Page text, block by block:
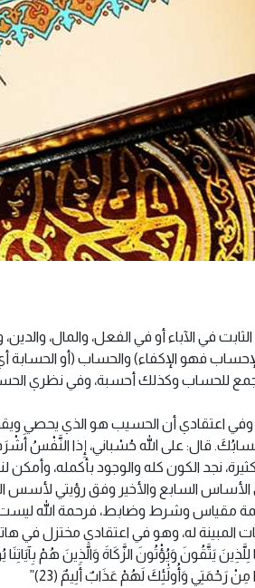
في الآباء أو في الفعل، والمال،
فهو الإكفاء) والحساب (أو
للحساب وكذلك أحسبة، وفي نظري
وفي اعتقادي أن الحسيب هو الذي يحصي
قال: على اللّه حُسْباني، إِذا النَّفْسُ
نجد الكون كله والوجود بأكمله،
السابع والأخير وفق رؤيتي لأسس
مقياس وشرط وضابط، فرحمة الله
له، وهو في اعتقادي مختزل في
وَيُؤْتُونَ الزَّكَاةَ وَالَّذِينَ هُمْ بِآيَاتِنَا
مِنْ رَحْمَتِي وَأُولَٰئِكَ لَهُمْ عَذَابٌ أَلِيمٌ (23)”